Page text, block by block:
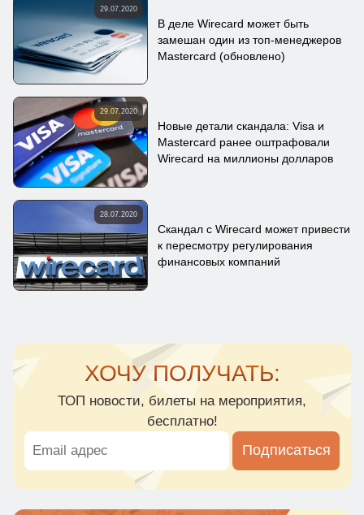
29.07.2020
В деле Wirecard может быть
замешан один из топ-менеджеров
Mastercard (обновлено)
29.07.2020
Новые детали скандала: Visa и
Mastercard ранее оштрафовали
Wirecard на миллионы долларов
28.07.2020
Скандал с Wirecard может привести
к пересмотру регулирования
финансовых компаний
ХОЧУ ПОЛУЧАТЬ:
ТОП новости, билеты на мероприятия,
бесплатно!
Подписаться